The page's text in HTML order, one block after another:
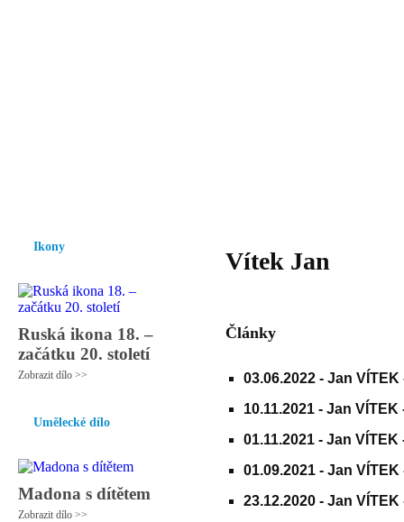
Ikony
Ruská ikona 18. –
začátku 20. století
Zobrazit dílo >>
Umělecké dílo
Madona s dítětem
Zobrazit dílo >>
Vítek Jan
Články
03.06.2022 - Jan
10.11.2021 - Jan VÍTEK
01.11.2021 - Jan
01.09.2021 - Jan VÍTEK
23.12.2020 - Jan VÍTEK